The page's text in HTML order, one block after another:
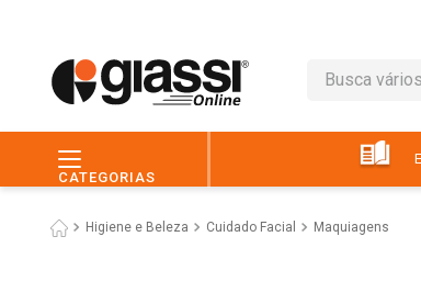
Busca vários
CATEGORIAS
Higiene e Beleza Cuidado Facial Maquiagens
leite
3º queijo